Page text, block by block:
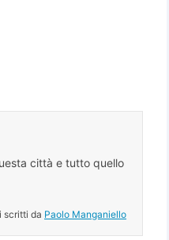
città e tutto quello
scritti da Paolo Manganiello